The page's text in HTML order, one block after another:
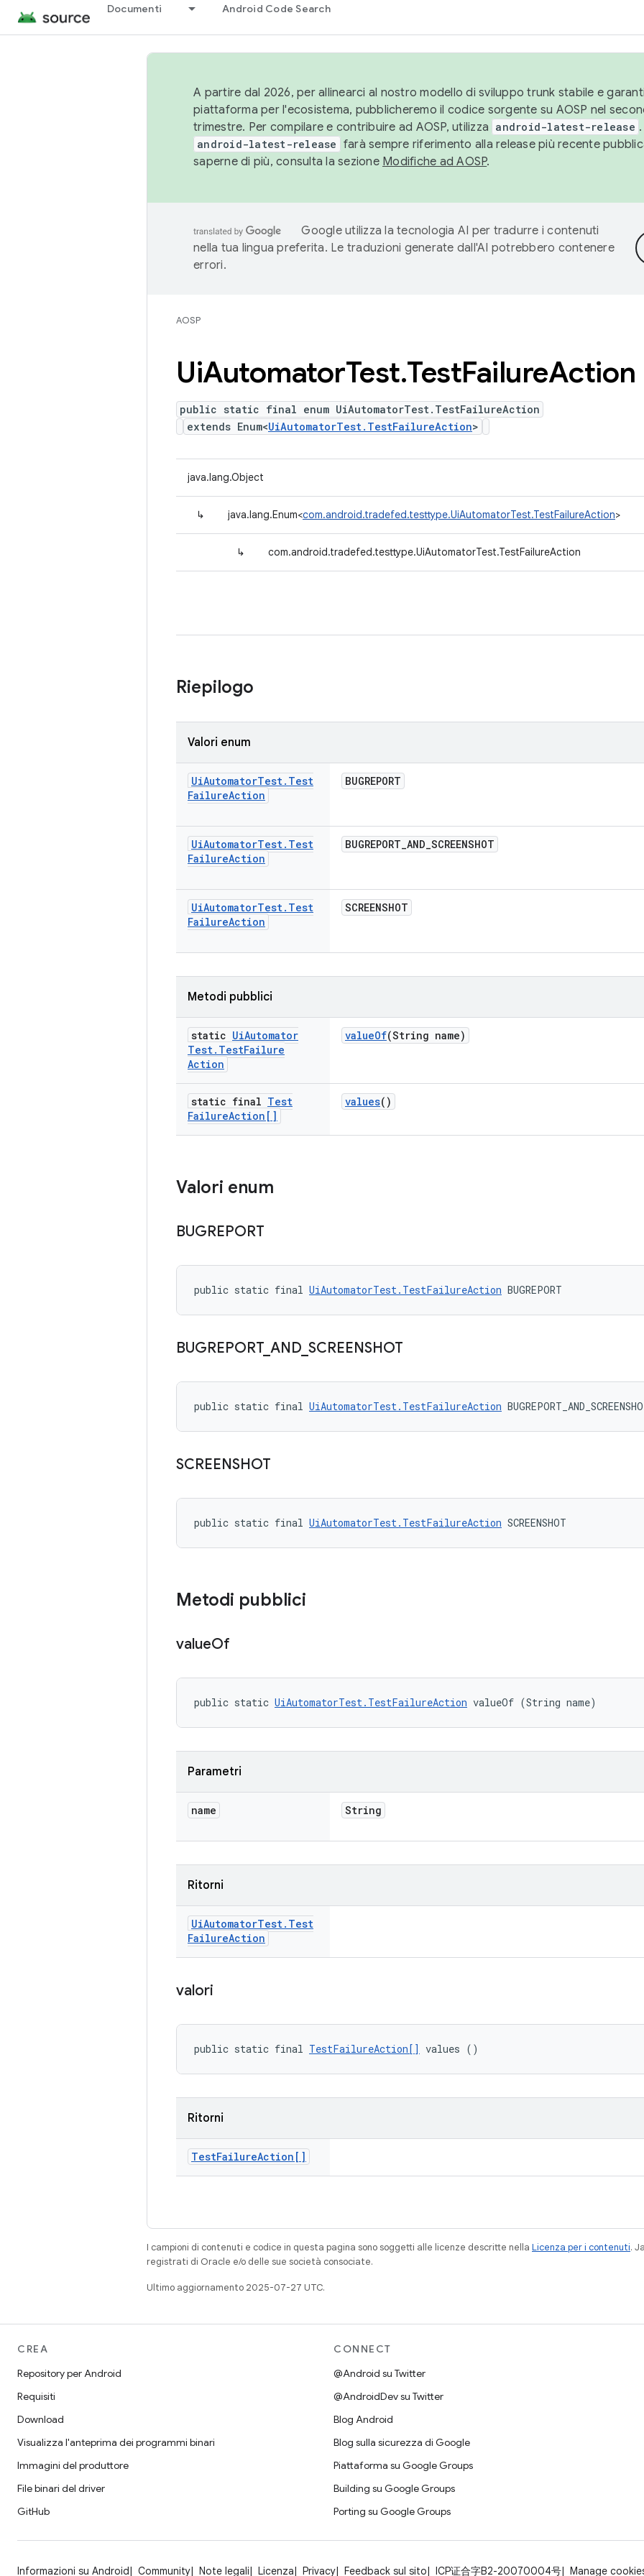
Documenti Android Code Search
A partire dal 2026, per allinearci al nostro modello di sviluppo trunk stabile e
piattaforma per l'ecosistema, pubblicheremo il codice sorgente su AOSP nel
trimestre. Per compilare e contribuire ad AOSP, utilizza android-latest-release
android-latest-release farà sempre riferimento alla release più recente
saperne di più, consulta la sezione Modifiche ad AOSP.
Google utilizza la tecnologia AI per tradurre i contenuti
nella tua lingua preferita. Le traduzioni generate dall'AI potrebbero contenere
errori.
AOSP
UiAutomatorTest.TestFailureAction
public static final enum UiAutomatorTest.TestFailureAction
extends Enum<UiAutomatorTest.TestFailureAction>
java.lang.Object
↳ java.lang.Enum<com.android.tradefed.testtype.UiAutomatorTest.TestFailureAction>
↳ com.android.tradefed.testtype.UiAutomatorTest.TestFailureAction
Riepilogo
Valori enum
UiAutomatorTest. Test
FailureAction
BUGREPORT
UiAutomatorTest. Test
FailureAction
BUGREPORT_AND_SCREENSHOT
UiAutomatorTest. Test
FailureAction
SCREENSHOT
Metodi pubblici
static UiAutomator
Test. TestFailure
Action
valueOf(String name)
static final Test
FailureAction[]
values()
Valori enum
BUGREPORT
public static final UiAutomatorTest.TestFailureAction BUGREPORT
BUGREPORT_ AND SCREENSHOT
public static final UiAutomatorTest.TestFailureAction
SCREENSHOT
public static final UiAutomatorTest.TestFailureAction SCREENSHOT
Metodi pubblici
valueOf
public static UiAutomatorTest.TestFailureAction valueOf (String name)
Parametri
name String
Ritorni
UiAutomatorTest. Test
FailureAction
valori
public static final TestFailureAction[] values ()
Ritorni
TestFailureAction[]
I campioni di contenuti e codice in questa pagina sono soggetti alle licenze descritte nella Licenza per i contenuti.
registrati di Oracle e/o delle sue società consociate.
Ultimo aggiornamento 2025-07-27 UTC.
CREA
Repository per Android
Requisiti
Download
Visualizza l'anteprima dei programmi binari
Immagini del produttore
File binari del driver
GitHub
CONNECT
@Android su Twitter
@AndroidDev su Twitter
Blog Android
Blog sulla sicurezza di Google
Piattaforma su Google Groups
Building su Google Groups
Porting su Google Groups
Informazioni su Android Community Note legali Licenza Privacy Feedback sul sito ICP证合字B2-20070004号 Manage